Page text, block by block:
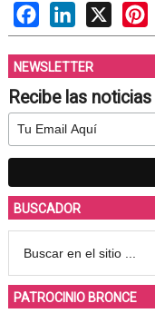
FacebookLinkedIn
X
NEWSLETTER
Recibe las
BUSCADOR
PATROCINIO BRONCE